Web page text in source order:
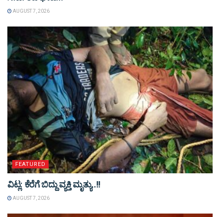
AUGUST 7, 2026
FEATURED
ವಿಟ್ಲ: ಕೆರೆಗೆ ಬಿದ್ದು ವ್ಯಕ್ತಿ ಮೃತ್ಯು..!!
AUGUST 7, 2026